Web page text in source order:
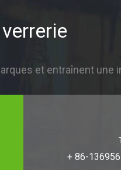
et entraînent une
+ 86-